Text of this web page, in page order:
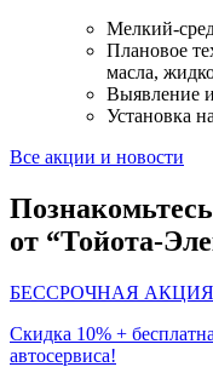
Мелкий-
Плановое
масла,
Выявление
Установка
Все акции и новости
от “Тойота-
БЕССРОЧНАЯ АКЦИЯ
Скидка 10% +
автосервиса!